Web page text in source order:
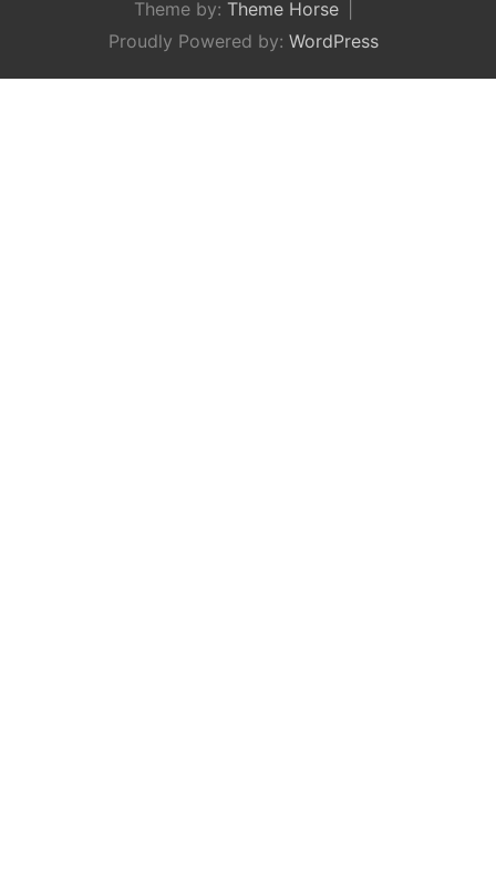
Theme by: Theme Horse
Proudly Powered by: WordPress